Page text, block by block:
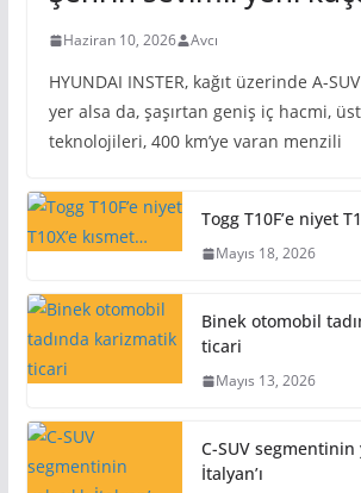
Haziran 10, 2026 Avcı
HYUNDAI INSTER, kağıt üzerinde A-
yer alsa da, şaşırtan geniş iç hacmi,
teknolojileri, 400 km’ye varan menzili
Togg T10F’e niyet
Mayıs 18, 2026
Binek otomobil
ticari
Mayıs 13, 2026
C-SUV segmentinin
İtalyan’ı